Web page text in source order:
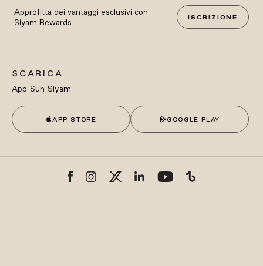
Approfitta dei vantaggi esclusivi con
Siyam Rewards
ISCRIZIONE
SCARICA
App Sun Siyam
APP STORE GOOGLE PLAY